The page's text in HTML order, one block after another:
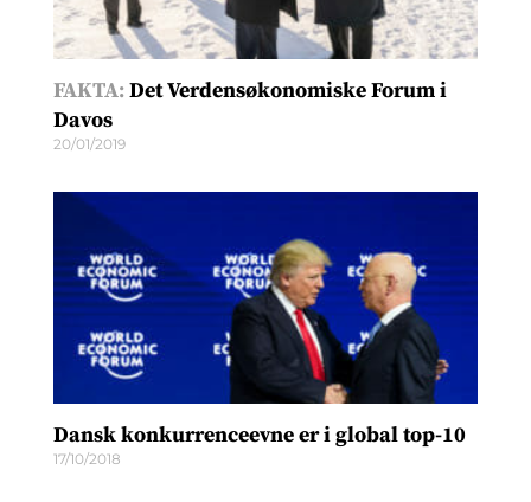
FAKTA:Det Verdensøkonomiske Forum i
Davos
20/01/2019
Dansk konkurrenceevne er i global top-10
17/10/2018